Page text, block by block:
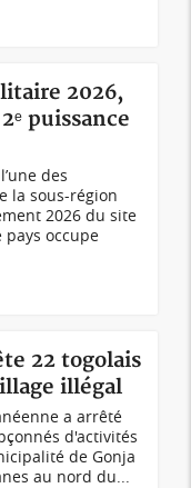
2026,
puissance
des
la sous-région
2026 du site
pays occupe
22 togolais
illégal
a arrêté
d'activités
de Gonja
au nord du...